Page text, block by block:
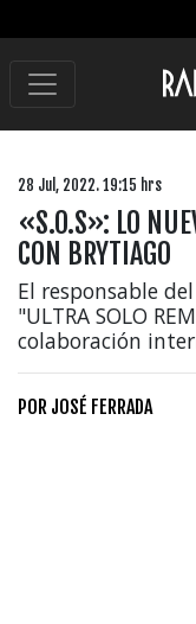
28 Jul, 2022. 19:15 hrs
«S.O.S»: LO
CON BRYTIAGO
El responsable
"ULTRA SOLO
colaboración
POR JOSÉ FERRADA